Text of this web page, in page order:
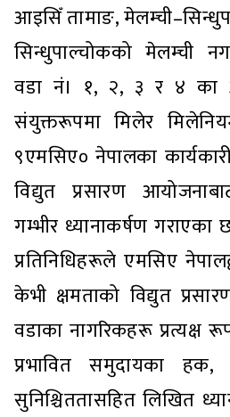
आइसिँ तामाङ,
सिन्धुपाल्चोकको मेलम्ची
वडा नं। १, २, ३ र ४ का
संयुक्तरूपमा मिलेर
९एमसिए० नेपालका
विद्युत प्रसारण
गम्भीर ध्यानाकर्षण गराएका
प्रतिनिधिहरूले एमसिए
केभी क्षमताको विद्युत
वडाका नागरिकहरू प्रत्यक्ष
प्रभावित समुदायका हक,
सुनिश्चिततासहित लिखित